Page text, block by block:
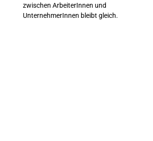
zwischen ArbeiterInnen und
UnternehmerInnen bleibt gleich.